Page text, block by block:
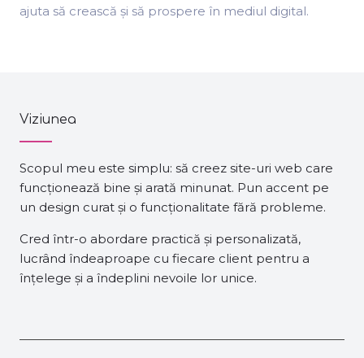
ajuta să crească și să prospere în mediul digital.
Viziunea
Scopul meu este simplu: să creez site-uri web care
funcționează bine și arată minunat. Pun accent pe
un design curat și o funcționalitate fără probleme.
Cred într-o abordare practică și personalizată,
lucrând îndeaproape cu fiecare client pentru a
înțelege și a îndeplini nevoile lor unice.